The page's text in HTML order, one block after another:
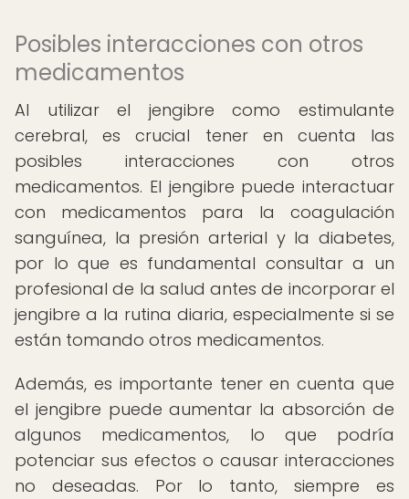
Posibles interacciones con otros
medicamentos
Al utilizar el jengibre como estimulante
cerebral, es crucial tener en cuenta las
posibles interacciones con otros
medicamentos. El jengibre puede interactuar
con medicamentos para la coagulación
sanguínea, la presión arterial y la diabetes,
por lo que es fundamental consultar a un
profesional de la salud antes de incorporar el
jengibre a la rutina diaria, especialmente si se
están tomando otros medicamentos.
Además, es importante tener en cuenta que
el jengibre puede aumentar la absorción de
algunos medicamentos, lo que podría
potenciar sus efectos o causar interacciones
no deseadas. Por lo tanto, siempre es